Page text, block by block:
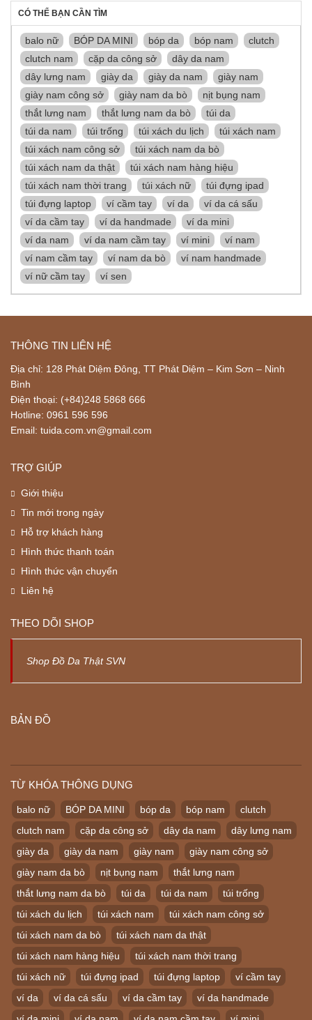
CÓ THỂ BẠN CẦN TÌM
balo nữ BÓP DA MINI bóp da bóp nam
clutch
clutch nam
cặp da công sở
dây da nam
dây lưng nam
giày da giày da nam
giày nam
giày nam công sở
giày nam da bò
nịt bụng nam
thắt lưng nam
thắt lưng nam da bò
túi da
túi da nam
túi trống túi xách du lịch
túi xách nam
túi xách nam công sở
túi xách nam da bò
túi xách nam da thật
túi xách nam hàng hiệu
túi xách nam thời trang
túi xách nữ
túi đựng ipad
túi đựng laptop
ví cầm tay ví da
ví da cá sấu
ví da cầm tay
ví da handmade
ví da mini
ví da nam
ví da nam cầm tay ví mini
ví nam
ví nam cầm tay
ví nam da bò
ví nam handmade
ví nữ cầm tay
ví sen
THÔNG TIN LIÊN HỆ
Địa chỉ: 128 Phát Diệm Đông, TT Phát Diệm – Kim Sơn – Ninh
Bình
Điện thoại: (+84)248 5868 666
Hotline: 0961 596 596
Email: tuida.com.vn@gmail.com
TRỢ GIÚP
Giới thiệu
Tin mới trong ngày
Hỗ trợ khách hàng
Hình thức thanh toán
Hình thức vận chuyển
Liên hệ
THEO DÕI SHOP
Shop Đồ Da Thật SVN
BẢN ĐỒ
TỪ KHÓA THÔNG DỤNG
balo nữ BÓP DA MINI bóp da bóp nam
clutch
clutch nam
cặp da công sở dây da nam
dây lưng nam
giày da
giày da nam giày nam
giày nam công sở
giày nam da bò
nịt bụng nam
thắt lưng nam
thắt lưng nam da bò
túi da túi da nam
túi trống
túi xách du lịch
túi xách nam
túi xách nam công sở
túi xách nam da bò
túi xách nam da thật
túi xách nam hàng hiệu
túi xách nam thời trang
túi xách nữ
túi đựng ipad túi đựng laptop
ví cầm tay
ví da
ví da cá sấu ví da cầm tay
ví da handmade